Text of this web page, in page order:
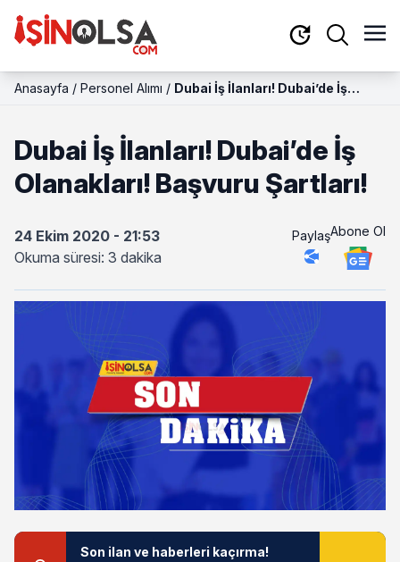
Anasayfa / Personel Alımı / Dubai İş İlanları! Dubai’de İş
Dubai İş İlanları! Dubai’de İş
Olanakları! Başvuru Şartları!
24 Ekim 2020 - 21:53
Okuma süresi: 3 dakika
PaylaşAbone Ol
Son ilan ve haberleri kaçırma!